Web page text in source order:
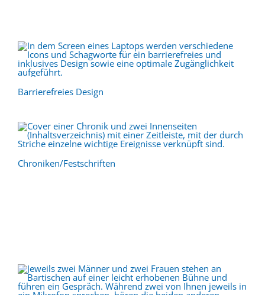
Barrierefreies Design
Chroniken/Festschriften